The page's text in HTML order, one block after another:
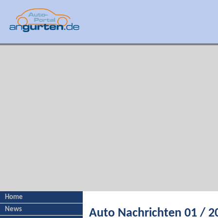
Home
News
Auto Nachrichten 01 /